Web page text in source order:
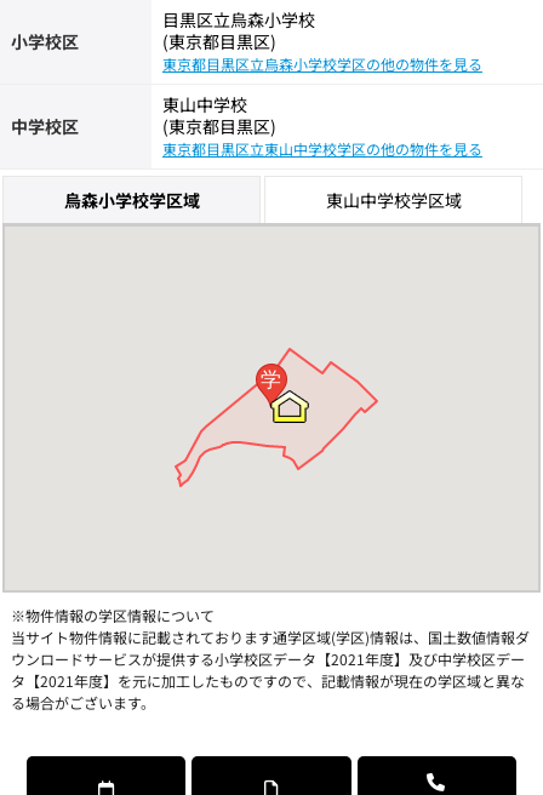
小学校区
目黒区立烏森小学校
(東京都目黒区)
東京都目黒区立烏森小学校学区の他の物件を見る
中学校区
東山中学校
(東京都目黒区)
東京都目黒区立東山中学校学区の他の物件を見る
烏森小学校学区域 東山中学校学区域
学
※物件情報の学区情報について
当サイト物件情報に記載されております通学区域(学区)情報は、国土数値情報ダ
ウンロードサービスが提供する小学校区データ【2021年度】及び中学校区デー
タ【2021年度】を元に加工したものですので、記載情報が現在の学区域と異な
る場合がございます。